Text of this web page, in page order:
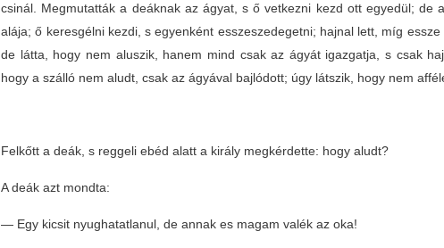
csinál. Megmutatták a deáknak az ágyat, s ő vetkezni kezd ott egyedül;
alája; ő keresgélni kezdi, s egyenként esszeszedegetni; hajnal lett, míg
de látta, hogy nem aluszik, hanem mind csak az ágyát igazgatja, s csak
hogy a szálló nem aludt, csak az ágyával bajlódott; úgy látszik, hogy nem
Felkőtt a deák, s reggeli ebéd alatt a király megkérdette: hogy aludt?
A deák azt mondta:
— Egy kicsit nyughatatlanul, de annak es magam valék az oka!